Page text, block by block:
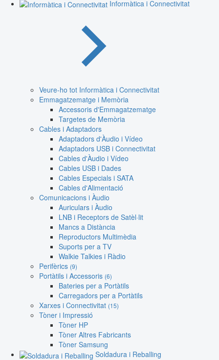
Informàtica i Connectivitat
Veure-ho tot Informàtica i Connectivitat
Emmagatzematge i Memòria
Accessoris d'Emmagatzematge
Targetes de Memòria
Cables i Adaptadors
Adaptadors d'Àudio i Vídeo
Adaptadors USB i Connectivitat
Cables d'Àudio i Vídeo
Cables USB i Dades
Cables Especials i SATA
Cables d'Alimentació
Comunicacions i Àudio
Auriculars i Àudio
LNB i Receptors de Satèl·lit
Mancs a Distància
Reproductors Multimèdia
Suports per a TV
Walkie Talkies i Ràdio
Perifèrics (9)
Portàtils i Accessoris (6)
Bateries per a Portàtils
Carregadors per a Portàtils
Xarxes i Connectivitat (15)
Tòner i Impressió
Tòner HP
Tòner Altres Fabricants
Tòner Samsung
Soldadura i Reballing